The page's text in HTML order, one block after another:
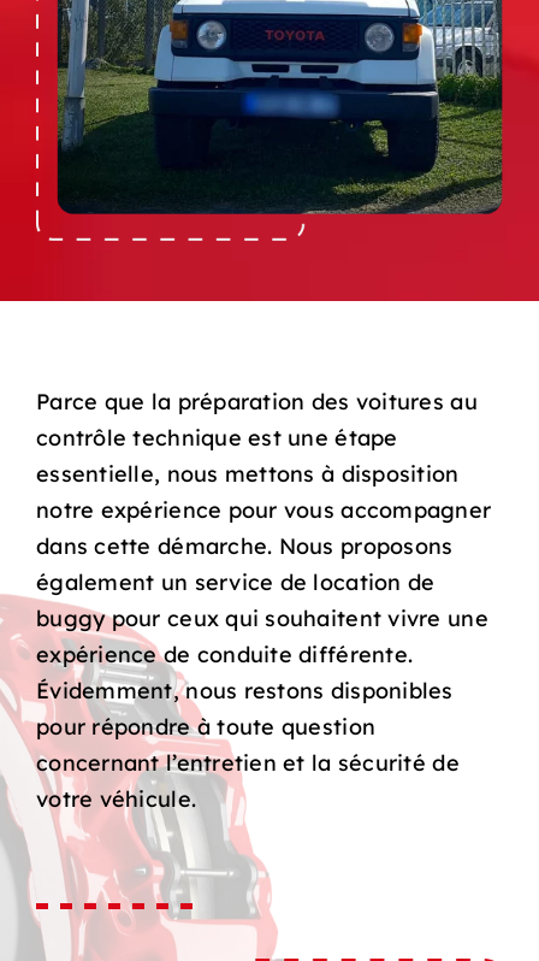
Parce que la préparation des voitures au
contrôle technique est une étape
essentielle, nous mettons à disposition
notre expérience pour vous accompagner
dans cette démarche. Nous proposons
également un service de location de
buggy pour ceux qui souhaitent vivre une
expérience de conduite différente.
Évidemment, nous restons disponibles
pour répondre à toute question
concernant l’entretien et la sécurité de
votre véhicule.